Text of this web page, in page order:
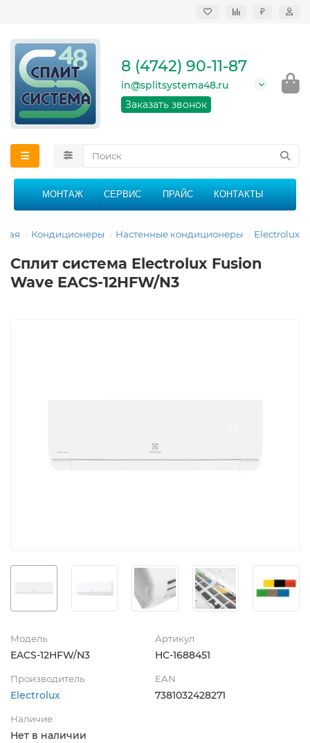
₽
кондиционеров в
области
График работы: 9:00 -
21:00 без перерыва и
8 (4742) 90-11-87
in@splitsystema48.ru
Заказать звонок
МОНТАЖ СЕРВИС ПРАЙС КОНТАКТЫ
Кондиционеры Настенные кондиционеры Electrolux
Сплит система Electrolux Fusion
Wave EACS-12HFW/N3
Модель
EACS-12HFW/N3
Артикул
НС-1688451
Производитель
Electrolux
EAN
7381032428271
Наличие
Нет в наличии